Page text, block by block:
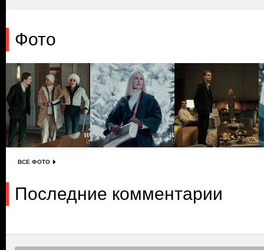
Фото
ВСЕ ФОТО
Последние комментарии